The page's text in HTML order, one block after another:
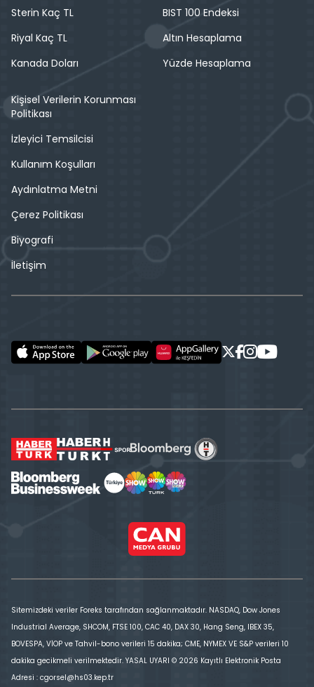
Sterin Kaç TL
Riyal Kaç TL
Kanada Doları
BIST 100 Endeksi
Altın Hesaplama
Yüzde Hesaplama
Kişisel Verilerin Korunması
Politikası
İzleyici Temsilcisi
Kullanım Koşulları
Aydınlatma Metni
Çerez Politikası
Biyografi
İletişim
Sitemizdeki veriler Foreks tarafından sağlanmaktadır. NASDAQ, Dow Jones
Industrial Average, SHCOM, FTSE 100, CAC 40, DAX 30, Hang Seng, IBEX 35,
BOVESPA, VİOP ve Tahvil-bono verileri 15 dakika; CME, NYMEX VE S&P verileri 10
dakika gecikmeli verilmektedir. YASAL UYARI © 2026 Kayıtlı Elektronik Posta
Adresi : cgorsel@hs03.kep.tr